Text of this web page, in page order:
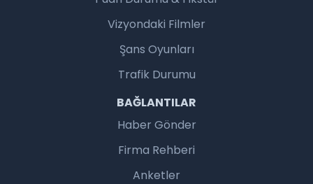
Vizyondaki Filmler
Şans Oyunları
Trafik Durumu
BAĞLANTILAR
Haber Gönder
Firma Rehberi
Anketler